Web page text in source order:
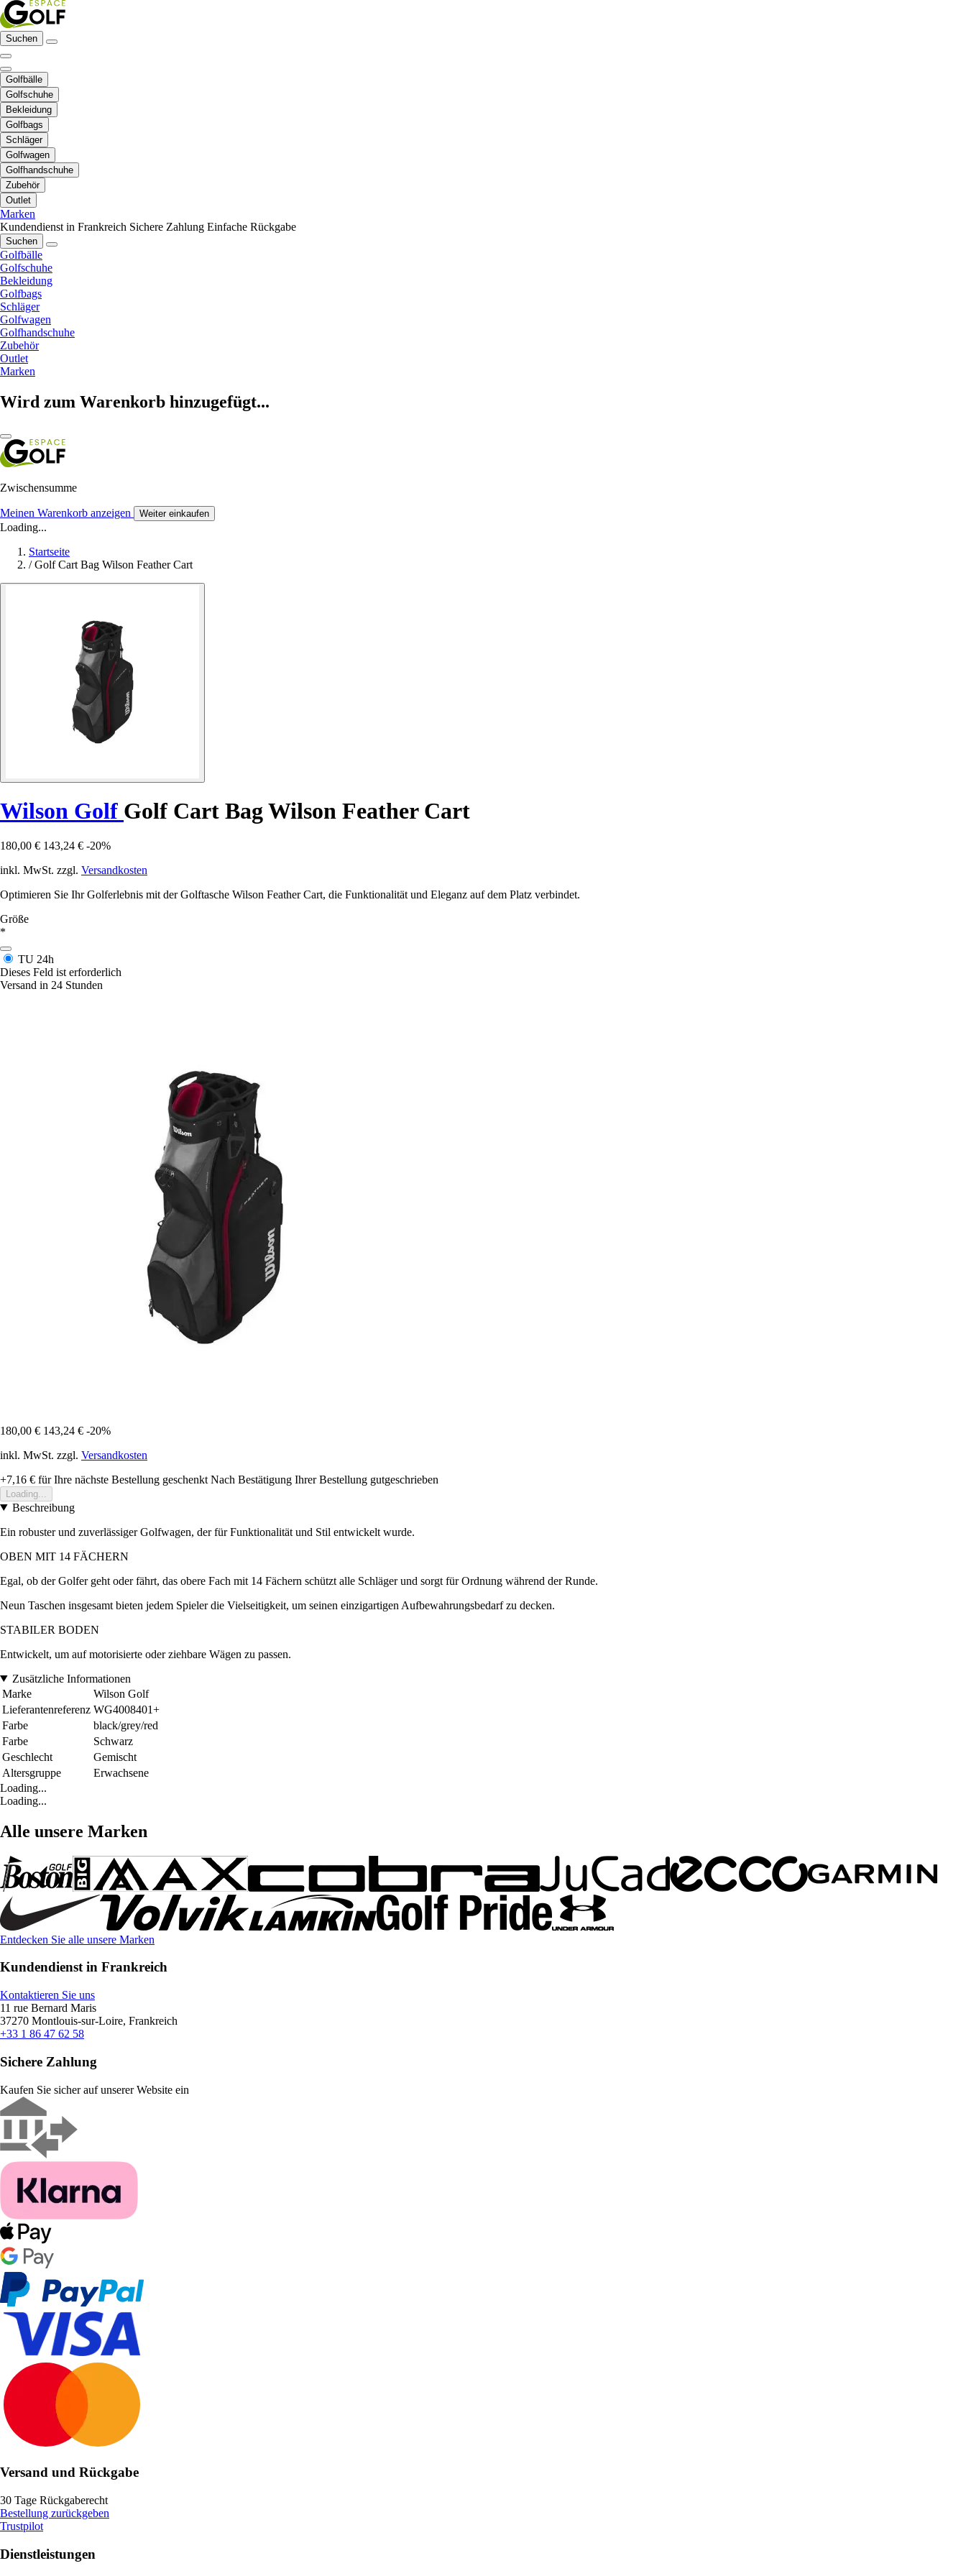
Suchen
Golfbälle
Golfschuhe
Bekleidung
Golfbags
Schläger
Golfwagen
Golfhandschuhe
Zubehör
Outlet
Marken
Kundendienst in Frankreich Sichere Zahlung Einfache Rückgabe
Suchen
Golfbälle
Golfschuhe
Bekleidung
Golfbags
Schläger
Golfwagen
Golfhandschuhe
Zubehör
Outlet
Marken
Wird zum Warenkorb hinzugefügt...
Zwischensumme
Meinen Warenkorb anzeigen Weiter einkaufen
Loading...
Startseite
/ Golf Cart Bag Wilson Feather Cart
Wilson Golf Golf Cart Bag Wilson Feather Cart
180,00 € 143,24 € -20%
inkl. MwSt. zzgl. Versandkosten
Optimieren Sie Ihr Golferlebnis mit der Golftasche Wilson Feather Cart, die Funktionalität und Eleganz auf dem Platz verbindet.
Größe
*
TU 24h
Dieses Feld ist erforderlich
Versand in 24 Stunden
180,00 € 143,24 € -20%
inkl. MwSt. zzgl. Versandkosten
+7,16 € für Ihre nächste Bestellung geschenkt Nach Bestätigung Ihrer Bestellung gutgeschrieben
Loading...
Beschreibung
Ein robuster und zuverlässiger Golfwagen, der für Funktionalität und Stil entwickelt wurde.
OBEN MIT 14 FÄCHERN
Egal, ob der Golfer geht oder fährt, das obere Fach mit 14 Fächern schützt alle Schläger und sorgt für Ordnung während der Runde.
Neun Taschen insgesamt bieten jedem Spieler die Vielseitigkeit, um seinen einzigartigen Aufbewahrungsbedarf zu decken.
STABILER BODEN
Entwickelt, um auf motorisierte oder ziehbare Wägen zu passen.
Zusätzliche Informationen
Marke
Wilson Golf
Lieferantenreferenz WG4008401+
Farbe
black/grey/red
Farbe
Schwarz
Geschlecht
Gemischt
Altersgruppe
Erwachsene
Loading...
Loading...
Alle unsere Marken
Entdecken Sie alle unsere Marken
Kundendienst in Frankreich
Kontaktieren Sie uns
11 rue Bernard Maris
37270 Montlouis-sur-Loire, Frankreich
+33 1 86 47 62 58
Sichere Zahlung
Kaufen Sie sicher auf unserer Website ein
Versand und Rückgabe
30 Tage Rückgaberecht
Bestellung zurückgeben
Trustpilot
Dienstleistungen